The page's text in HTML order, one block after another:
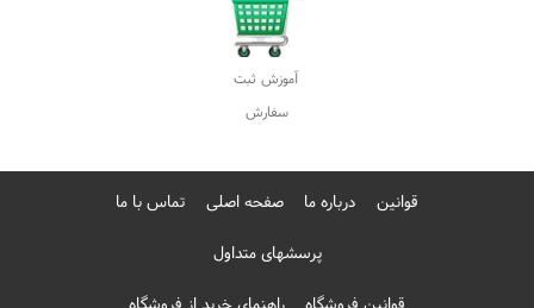
قوانین درباره ما صفحه اصلی تماس با ما
پرسشهای متداول